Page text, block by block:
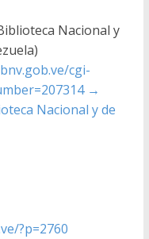
Nacional y
cgi-
→
Nacional y de
?p=2760